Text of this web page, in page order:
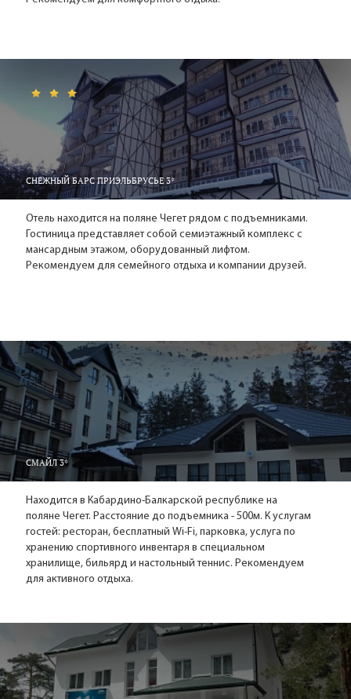
СНЕЖНЫЙ БАРС ПРИЭЛЬБРУСЬЕ 3*
Отель находится на поляне Чегет рядом с подъемниками.
Гостиница представляет собой семиэтажный комплекс с
мансардным этажом, оборудованный лифтом.
Рекомендуем для семейного отдыха и компании друзей.
СМАЙЛ 3*
Находится в Кабардино-Балкарской республике на
поляне Чегет. Расстояние до подъемника - 500м. К услугам
гостей: ресторан, бесплатный Wi-Fi, парковка, услуга по
хранению спортивного инвентаря в специальном
хранилище, бильярд и настольный теннис. Рекомендуем
для активного отдыха.